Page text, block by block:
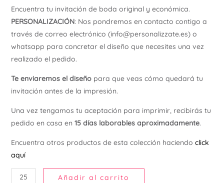
Encuentra tu invitación de boda original y económica.
PERSONALIZACIÓN: Nos pondremos en contacto contigo a
través de correo electrónico (info@personalizzate.es) o
whatsapp para concretar el diseño que necesites una vez
realizado el pedido.
Te enviaremos el diseñopara que veas cómo quedará tu
invitación antes de la impresión.
Una vez tengamos tu aceptación para imprimir, recibirás tu
pedido en casa en 15 días laborables aproximadamente.
Encuentra otros productos de esta colección haciendo click
aquí
Añadir al carrito